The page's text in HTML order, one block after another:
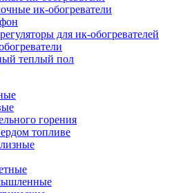
ик-обогреватели
для ик-обогревателей
теплый пол
горения
топливе